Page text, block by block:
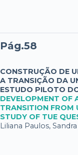
Pág.58
CONSTRUÇÃO DE
A TRANSIÇÃO DA
ESTUDO PILOTO
DEVELOPMENT OF
TRANSITION FROM
STUDY OF TUE
Liliana Paulos,